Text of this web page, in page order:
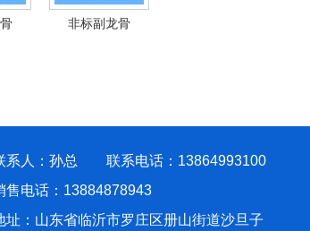
非标副龙骨
系人：孙总 联系电话：13864993100
售电话：13884878943
址：山东省临沂市罗庄区册山街道沙旦子